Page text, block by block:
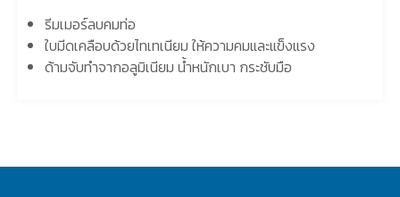
รีมเมอร์ลบคมท่อ
ใบมีดเคลือบด้วยไทเทเนียม ให้ความคมและแข็งแรง
ด้ามจับทำจากอลูมิเนียม น้ำหนักเบา กระชับมือ